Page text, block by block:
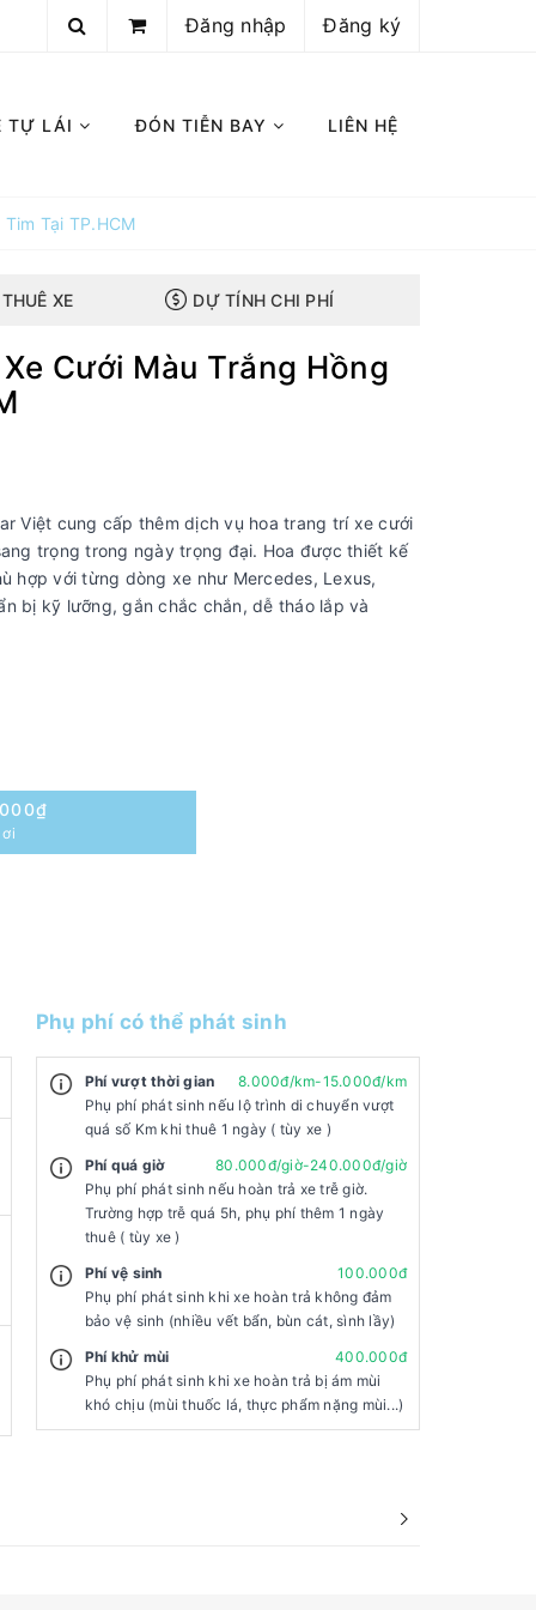
Đăng ký
Đăng nhập
TỰ LÁI ĐÓN TIỄN BAY LIÊN HỆ
Tại TP.HCM
XE DỰ TÍNH CHI PHÍ
Cưới Màu Trắng Hồng
Việt cung cấp thêm dịch vụ hoa trang trí xe cưới
trọng trong ngày trọng đại. Hoa được thiết kế
hợp với từng dòng xe như Mercedes, Lexus,
bị kỹ lưỡng, gắn chắc chắn, dễ tháo lắp và
Phụ phí có thể phát sinh
Phí vượt thời gian
8.000đ/km-15.000đ/km
Phụ phí phát sinh nếu lộ trình di chuyển vượt
quá số Km khi thuê 1 ngày ( tùy xe )
Phí quá giờ
80.000đ/giờ-240.000đ/giờ
Phụ phí phát sinh nếu hoàn trả xe trễ giờ.
Trường hợp trễ quá 5h, phụ phí thêm 1 ngày
thuê ( tùy xe )
Phí vệ sinh
100.000đ
Phụ phí phát sinh khi xe hoàn trả không đảm
bảo vệ sinh (nhiều vết bẩn, bùn cát, sình lầy)
Phí khử mùi
400.000đ
Phụ phí phát sinh khi xe hoàn trả bị ám mùi
khó chịu (mùi thuốc lá, thực phẩm nặng mùi...)